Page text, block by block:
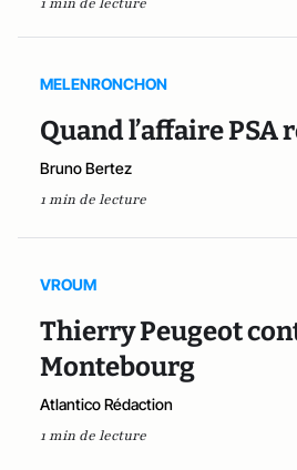
MELENRONCHON
Quand l’affaire
Bruno Bertez
1 min de lecture
VROUM
Thierry Peugeot
Montebourg
Atlantico Rédaction
1 min de lecture